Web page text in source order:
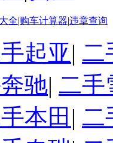
全|购车计算器|违章查询
起亚| 二
驰| 二手
本田 | 二